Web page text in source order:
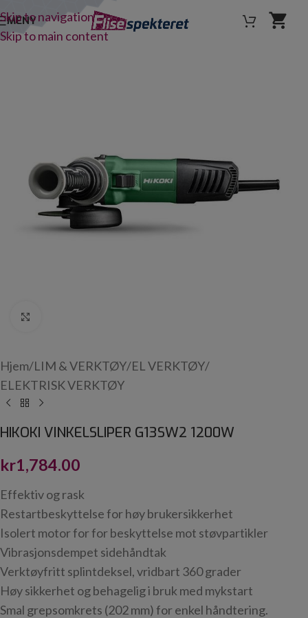
Skip to navigation
Skip to main content
MENY
Hjem/LIM & VERKTØY/EL VERKTØY/
ELEKTRISK VERKTØY
HIKOKI VINKELSLIPER G13SW2 1200W
kr1,784.00
Effektiv og rask
Restartbeskyttelse for høy brukersikkerhet
Isolert motor for for beskyttelse mot støvpartikler
Vibrasjonsdempet sidehåndtak
Verktøyfritt splintdeksel, vridbart 360 grader
Høy sikkerhet og behagelig i bruk med mykstart
Smal grepsomkrets (202 mm) for enkel håndtering.